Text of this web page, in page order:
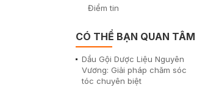
Điểm tin
CÓ THỂ BẠN QUAN TÂM
Dầu Gội Dược Liệu Nguyên
Vương: Giải pháp chăm sóc
tóc chuyên biệt